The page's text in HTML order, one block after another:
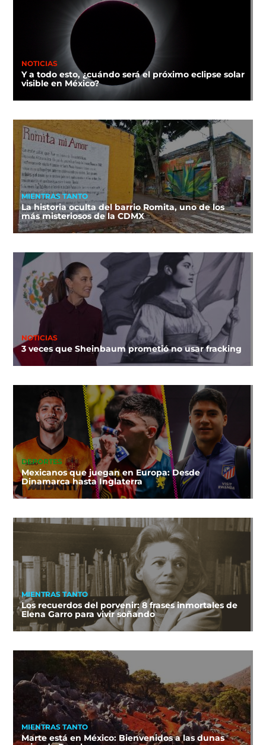
NOTICIAS
Y a todo esto, ¿cuándo será el próximo eclipse solar
visible en México?
MIENTRAS TANTO
La historia oculta del barrio Romita, uno de los
más misteriosos de la CDMX
NOTICIAS
3 veces que Sheinbaum prometió no usar fracking
DEPORTES
Mexicanos que juegan en Europa: Desde
Dinamarca hasta Inglaterra
MIENTRAS TANTO
Los recuerdos del porvenir: 8 frases inmortales de
Elena Garro para vivir soñando
MIENTRAS TANTO
Marte está en México: Bienvenidos a las dunas